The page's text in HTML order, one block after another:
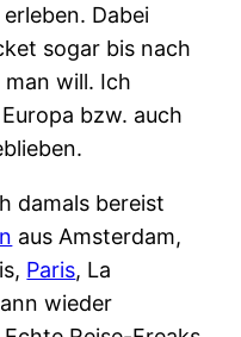
Dabei
sogar bis nach
will. Ich
bzw. auch
damals bereist
aus Amsterdam,
Paris, La
wieder